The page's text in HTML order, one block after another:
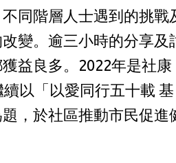
同階層人士遇到的挑戰
變。逾三小時的分享及
益良多。2022年是社康
以「以愛同行五十載 基
，於社區推動市民促進